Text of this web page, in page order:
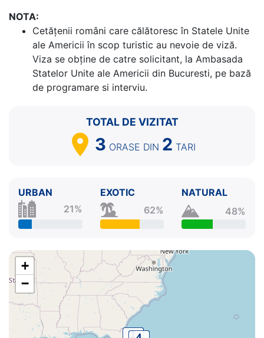
Ziua | Portul | Sosire - Plecare
----------------------------------------
Fort Lauderdale, Florida SUA ⚓ - 16:00
Zi de navigare pe Mare 0:00 - 0:00
Key West, Florida SUA 08:00 - 17:00
Insulele Bimini Bahamas 08:00 - 17:00
Fort Lauderdale, Florida
NOTA:
Cetăţenii români care călătoresc în Statele Unite
ale Americii în scop turistic au nevoie de viză.
Viza se obține de catre solicitant, la Ambasada
Statelor Unite ale Americii din Bucuresti, pe bază
de programare si interviu.
TOTAL DE VIZITAT
3 ORASE DIN 2 TARI
URBAN
21%
EXOTIC
62%
NATURAL
48%
+
−